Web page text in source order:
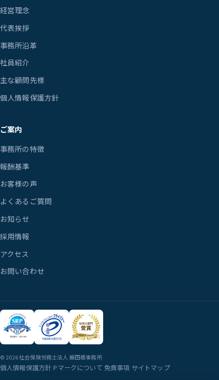
経営理念
代表挨拶
事務所沿革
社員紹介
主な顧問先様
個人情報保護方針
ご案内
事務所の特徴
報酬基準
お客様の声
よくあるご質問
お知らせ
採用情報
アクセス
お問い合わせ
© 2026 社会保険労務士法人 飯田橋事務所
個人情報保護方針 Pマークについて 免責事項 サイトマップ